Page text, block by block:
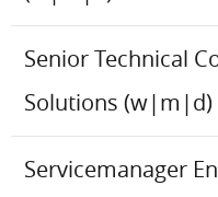
Senior Technical
Solutions (w|m|d)
Servicemanager